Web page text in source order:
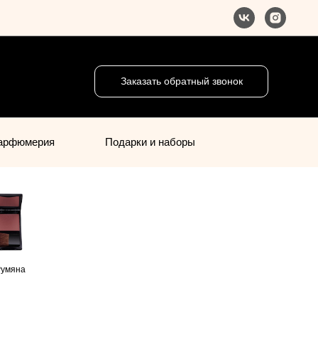
Заказать обратный звонок
Подарки и наборы